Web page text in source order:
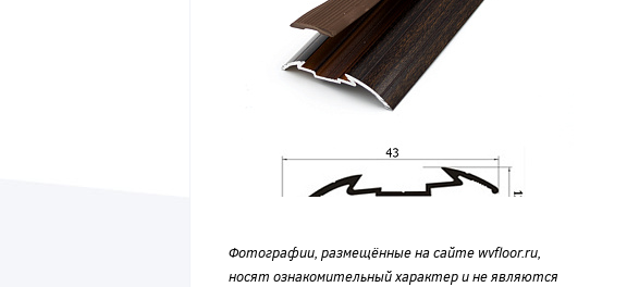
Фотографии, размещённые на сайте wvfloor.ru,
носят ознакомительный характер и не являются